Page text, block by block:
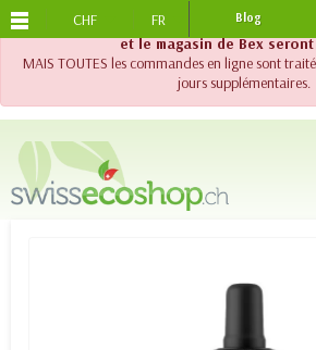
!! Important !! Jusqu'au 20 août 2026, le
et le magasin de Bex
MAIS TOUTES les commandes en ligne sont
jours supplémentaires.
PORTS
CHF FR Blog